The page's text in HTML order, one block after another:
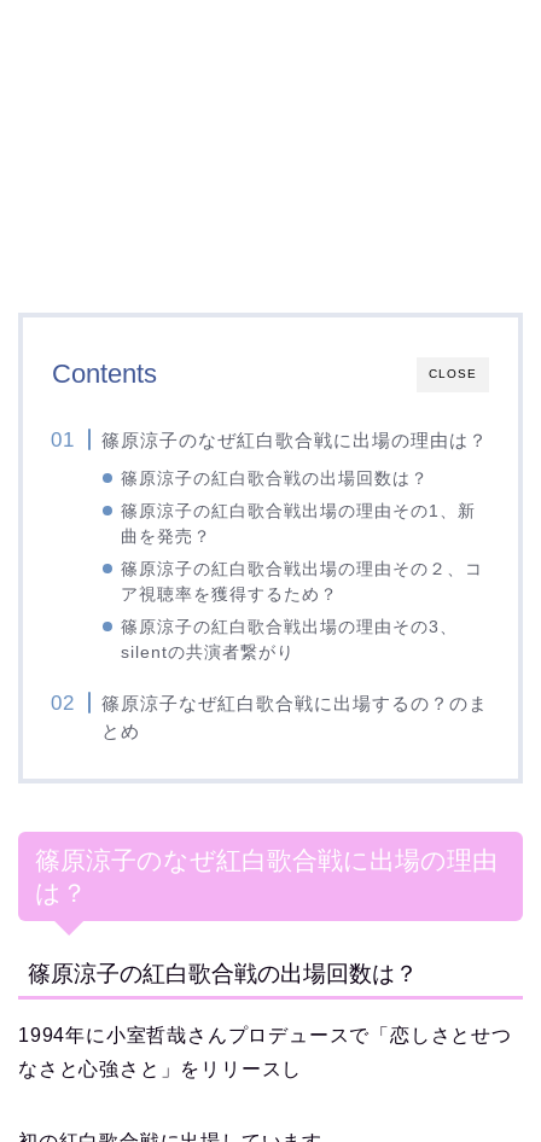
CLOSE
Contents
篠原涼子のなぜ紅白歌合戦に出場の理由は？
篠原涼子の紅白歌合戦の出場回数は？
篠原涼子の紅白歌合戦出場の理由その1、新
曲を発売？
篠原涼子の紅白歌合戦出場の理由その２、コ
ア視聴率を獲得するため？
篠原涼子の紅白歌合戦出場の理由その3、
silentの共演者繋がり
篠原涼子なぜ紅白歌合戦に出場するの？のま
とめ
篠原涼子のなぜ紅白歌合戦に出場の理由
は？
篠原涼子の紅白歌合戦の出場回数は？
1994年に小室哲哉さんプロデュースで「恋しさとせつ
なさと心強さと」をリリースし